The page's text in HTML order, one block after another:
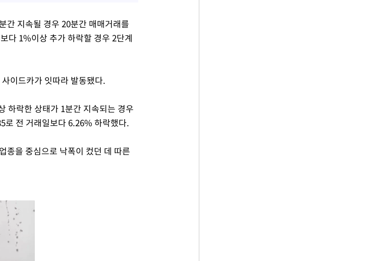
간 지속될 경우 20분간 매매거래를
다 1%이상 추가 하락할 경우 2단계
이드카가 잇따라 발동됐다.
하락한 상태가 1분간 지속되는 경우
로 전 거래일보다 6.26% 하락했다.
종을 중심으로 낙폭이 컸던 데 따른